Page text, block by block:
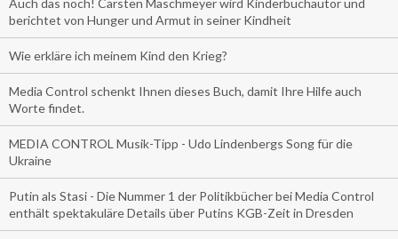
berichtet von Hunger und Armut in seiner Kindheit
Wie erkläre ich meinem Kind den Krieg?
Media Control schenkt Ihnen dieses Buch, damit Ihre Hilfe auch
Worte findet.
MEDIA CONTROL Musik-Tipp - Udo Lindenbergs Song für die
Ukraine
Putin als Stasi - Die Nummer 1 der Politikbücher bei Media Control
enthält spektakuläre Details über Putins KGB-Zeit in Dresden